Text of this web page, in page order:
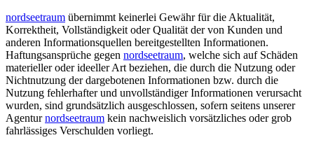
nordseetraum übernimmt keinerlei Gewähr für die Aktualität,
Korrektheit, Vollständigkeit oder Qualität der von Kunden und
anderen Informationsquellen bereitgestellten Informationen.
Haftungsansprüche gegen nordseetraum, welche sich auf Schäden
materieller oder ideeller Art beziehen, die durch die Nutzung oder
Nichtnutzung der dargebotenen Informationen bzw. durch die
Nutzung fehlerhafter und unvollständiger Informationen verursacht
wurden, sind grundsätzlich ausgeschlossen, sofern seitens unserer
Agenturnordseetraum kein nachweislich vorsätzliches oder grob
fahrlässiges Verschulden vorliegt.